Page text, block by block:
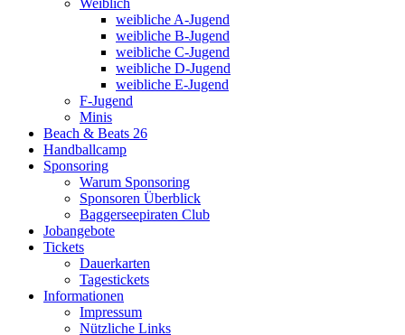
Weiblich
weibliche A-Jugend
weibliche B-Jugend
weibliche C-Jugend
weibliche D-Jugend
weibliche E-Jugend
F-Jugend
Minis
Beach & Beats 26
Handballcamp
Sponsoring
Warum Sponsoring
Sponsoren Überblick
Baggerseepiraten Club
Jobangebote
Tickets
Dauerkarten
Tagestickets
Informationen
Impressum
Nützliche Links